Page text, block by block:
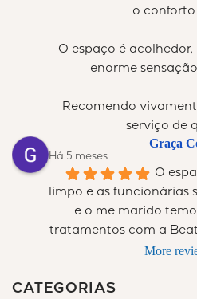
o
O espaço é
enorme
Recomendo
serviço de
Graça
Há 5 meses
O
limpo e as funcionárias
e o me marido
tratamentos com a
More
CATEGORIAS